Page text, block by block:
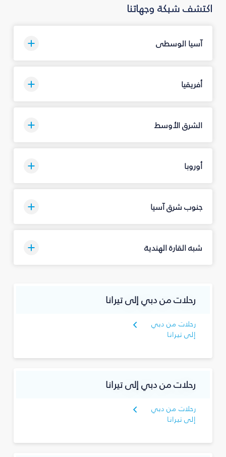
اكتشف شبكة وجهاتنا
آسيا الوسطى
أفريقيا
الشرق الأوسط
أوروبا
جنوب شرق آسيا
شبه القارة الهندية
رحلات من دبي إلى تيرانا
رحلات من دبي
إلى تيرانا
رحلات من دبي إلى تيرانا
رحلات من دبي
إلى تيرانا